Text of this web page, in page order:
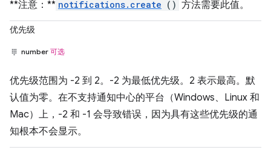
**注意：** notifications.create () 方法需要此值。
优先级
number 可选
优先级范围为 -2 到 2。-2 为最低优先级。2 表示最高。默
认值为零。在不支持通知中心的平台（Windows、Linux 和
Mac）上，-2 和 -1 会导致错误，因为具有这些优先级的通
知根本不会显示。